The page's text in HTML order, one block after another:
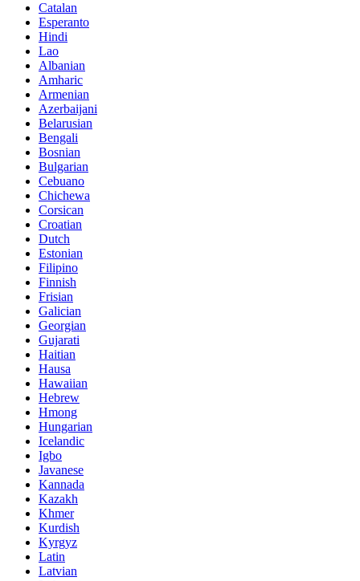
Catalan
Esperanto
Hindi
Lao
Albanian
Amharic
Armenian
Azerbaijani
Belarusian
Bengali
Bosnian
Bulgarian
Cebuano
Chichewa
Corsican
Croatian
Dutch
Estonian
Filipino
Finnish
Frisian
Galician
Georgian
Gujarati
Haitian
Hausa
Hawaiian
Hebrew
Hmong
Hungarian
Icelandic
Igbo
Javanese
Kannada
Kazakh
Khmer
Kurdish
Kyrgyz
Latin
Latvian